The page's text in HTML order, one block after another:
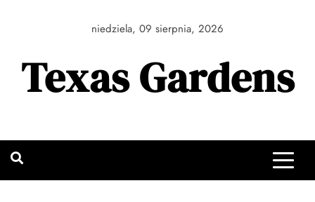
niedziela, 09 sierpnia, 2026
Texas Gardens